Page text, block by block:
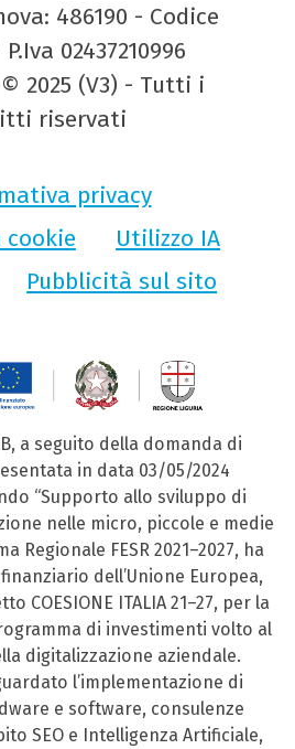
486190 - Codice
02437210996
2025 (V3) - Tutti i
riservati
privacy
Utilizzo IA
Pubblicità sul sito
a seguito della domanda di
in data 03/05/2024
“Supporto allo sviluppo di
nelle micro, piccole e medie
Regionale FESR 2021–2027, ha
dell’Unione Europea,
COESIONE ITALIA 21–27, per la
di investimenti volto al
digitalizzazione aziendale.
l’implementazione di
e software, consulenze
SEO e Intelligenza Artificiale,